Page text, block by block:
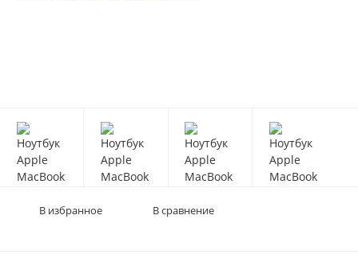
В избранное В сравнение